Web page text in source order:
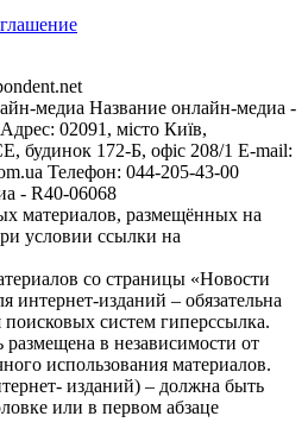
медиа Название онлайн-медиа -
02091, місто Київ,
172-Б, офіс 208/1 E-mail:
Телефон: 044-205-43-00
- R40-06068
материалов, размещённых на
условии ссылки на
со страницы «Новости
интернет-изданий – обязательна
поисковых систем гиперссылка.
в независимости от
использования материалов.
изданий) – должна быть
или в первом абзаце